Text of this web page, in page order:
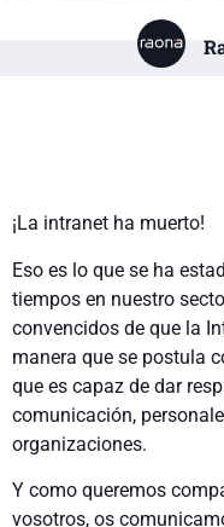
¡La intranet ha muerto!
Eso es lo que se ha
tiempos en nuestro
convencidos de que la
manera que se postula
que es capaz de dar
comunicación,
organizaciones.
Y como queremos
vosotros, os